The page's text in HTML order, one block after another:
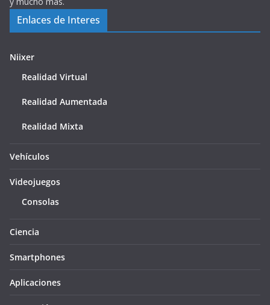
Enlaces de Interes
Niixer
Realidad Virtual
Realidad Aumentada
Realidad Mixta
Vehículos
Videojuegos
Consolas
Ciencia
Smartphones
Aplicaciones